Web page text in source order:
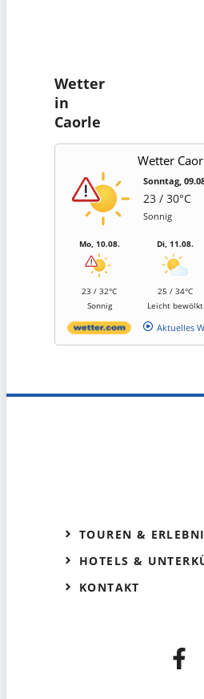
Wetter
in
Caorle
Wetter
Sonntag,
23 / 30°C
Sonnig
Mo, 10.08.
23 / 32°C
Sonnig
Di, 11.08.
25 / 34°C
Leicht bewölkt
Aktuelles
TOUREN &
HOTELS &
KONTAKT